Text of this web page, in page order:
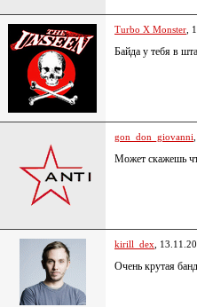
Turbo X Monster ,
Байда у тебя в
gon_don_giovanni
Может скажешь
kirill_dex ,
Очень крутая